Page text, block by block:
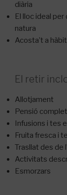
diària
El lloc ideal
natura
Acosta’t a
El retir
Allotjament
Pensió
Infusions i tes
Fruita fresca i
Trasllat des de
Activitats
Esmorzars